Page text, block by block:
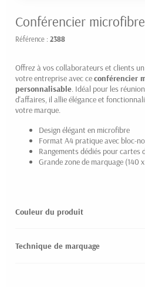
Conférencier
Référence : 2388
Offrez à vos collaborateurs et clients
votre entreprise avec ceconférencier
personnalisable . Idéal pour les
d'affaires, il allie élégance et
votre marque.
Design élégant en microfibre
Format A4 pratique avec bloc-
Rangements dédiés pour cartes
Grande zone de marquage (140
Couleur du produit
Technique de marquage